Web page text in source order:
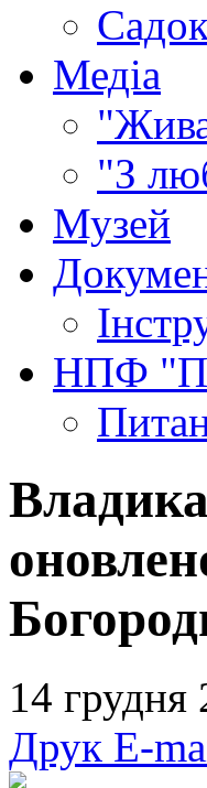
Медіа
"З
Музей
НПФ
14 грудня
Друк E-